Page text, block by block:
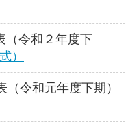
（令和２年度下
）
（令和元年度下期）